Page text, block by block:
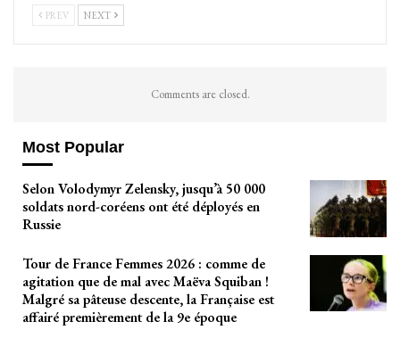
PREV NEXT
Comments are closed.
Most Popular
Selon Volodymyr Zelensky, jusqu’à 50 000
soldats nord-coréens ont été déployés en
Russie
Tour de France Femmes 2026 : comme de
agitation que de mal avec Maëva Squiban !
Malgré sa pâteuse descente, la Française est
affairé premièrement de la 9e époque